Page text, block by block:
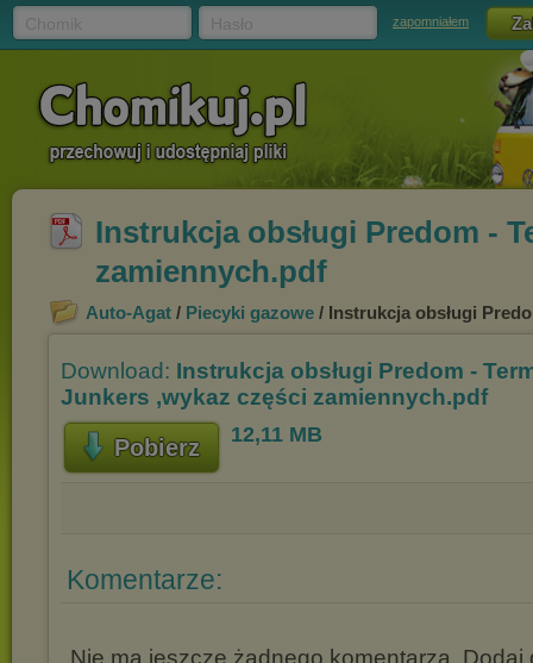
zapomniałem
Instrukcja obsługi Predom -
zamiennych.pdf
Auto-Agat / Piecyki gazowe / Instrukcja obsługi
Download: Instrukcja obsługi Predom -
Junkers ,wykaz części zamiennych.pdf
Pobierz 12,11 MB
Komentarze:
Nie ma jeszcze żadnego komentarza. Dodaj